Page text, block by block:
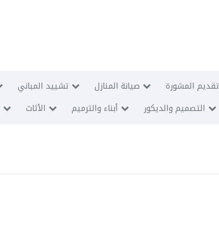
تشييد المباني صيانة المنازل تقديم المشورة
الأثاث أبناء والترميم التصميم والديكور